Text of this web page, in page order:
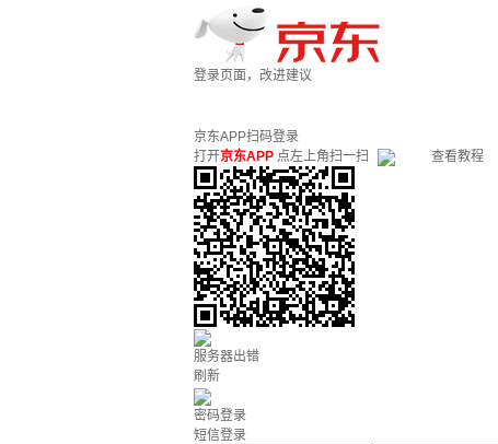
登录页面，改进建议
京东APP扫码登录
打开京东APP 点左上角扫一扫 查看教程
服务器出错
刷新
密码登录
短信登录